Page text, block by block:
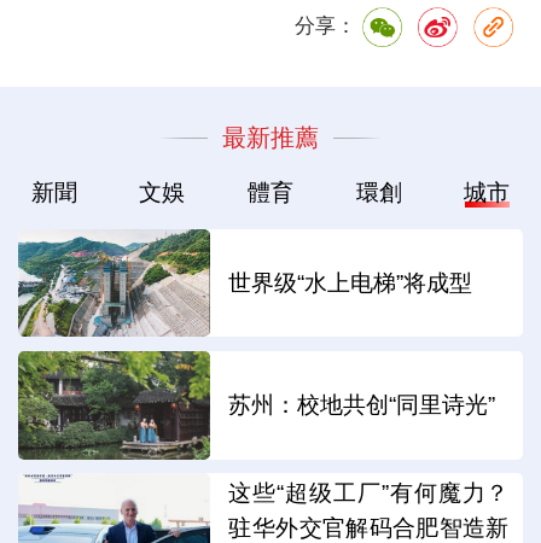
分享：
最新推薦
新聞 文娛 體育 環創 城市
世界级“水上电梯”将成型
苏州：校地共创“同里诗光”
这些“超级工厂”有何魔力？
驻华外交官解码合肥智造新